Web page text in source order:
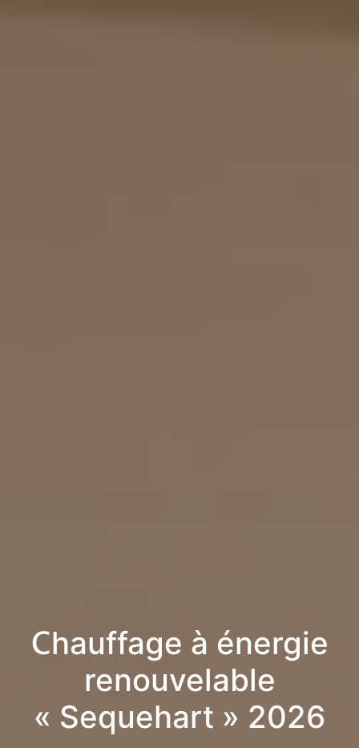
Chauffage à énergie
renouvelable
« Sequehart » 2026